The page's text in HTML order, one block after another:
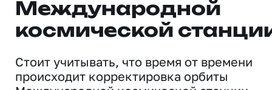
Международной
космической
Стоит учитывать, что время от времени
происходит корректировка орбиты